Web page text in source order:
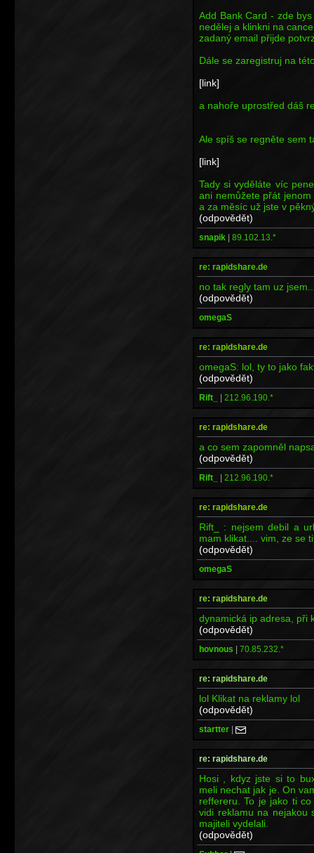
Add Bank Card - zde
nedělej a klinkni na
zadaný email přijde
Dále se zaregistruj na
[link]
a nahoře uprostřed dáš
Ale spíš se regněte sem
[link]
Tady si vyděláte víc
ani nemůžete přát
a za měsíc už jste v
(odpovědět)
snapik | 89.102.13.*
re: rapidshare.de
no tak regly tam uz
(odpovědět)
omegaS
re: rapidshare.de
omegaS: lol, ty to jako
(odpovědět)
Rift_ | 212.96.190.*
re: rapidshare.de
a co sem zapomněl
(odpovědět)
Rift_ | 212.96.190.*
re: rapidshare.de
Rift_ : nejsem debil a
mam klikat.... vim, ze se
(odpovědět)
omegaS
re: rapidshare.de
dynamická ip adresa, při
(odpovědět)
hovnous | 70.85.232.*
re: rapidshare.de
lol Klikat na reklamy lol
(odpovědět)
startter |
re: rapidshare.de
Hosi , kdyz jste si to
meli nechat jak je. On
reffereru. To je jako ti
vidi reklamu na nejakou
majiteli vydelali.
(odpovědět)